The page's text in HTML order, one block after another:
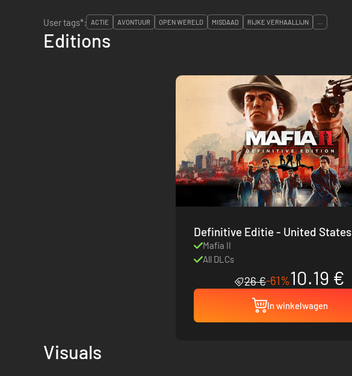
User tags*:
ACTIE AVONTUUR OPEN WERELD MISDAAD RIJKE VERHAALLIJN ...
Editions
Definitive Editie - United States
Mafia II
All DLCs
26 €-61%10.19 €
In winkelwagen
Visuals